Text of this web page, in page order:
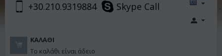
+30.210.9319884 Skype Call
ΚΑΛΆΘΙ
Το καλάθι είναι άδειο